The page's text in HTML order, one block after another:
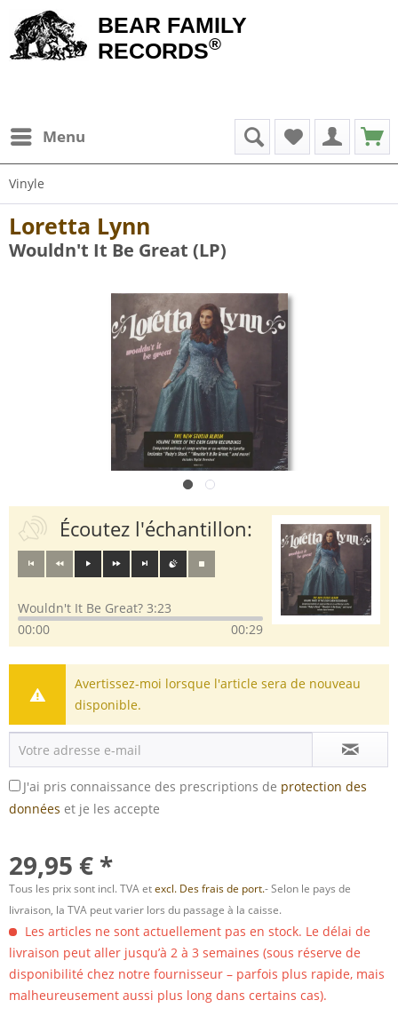
BEAR FAMILY
RECORDS®
Menu
Vinyle
Loretta Lynn
Wouldn't It Be Great (LP)
Écoutez l'échantillon:
Wouldn't It Be Great? 3:23
00:00
00:29
Avertissez-moi lorsque l'article sera de nouveau
disponible.
J'ai pris connaissance des prescriptions de protection des
données et je les accepte
29,95 € *
Tous les prix sont incl. TVA etexcl. Des frais de port.- Selon le pays de
livraison, la TVA peut varier lors du passage à la caisse.
Les articles ne sont actuellement pas en stock. Le délai de
livraison peut aller jusqu’à 2 à 3 semaines (sous réserve de
disponibilité chez notre fournisseur – parfois plus rapide, mais
malheureusement aussi plus long dans certains cas).